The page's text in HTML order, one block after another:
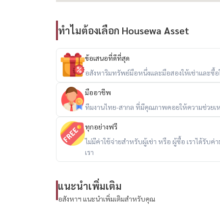
• 1 ห้องครัว
• ที่จอดรถในร่ม 1 คัน
• พร้อมเข้าอยู่
• Pet Friendly
จุดเด่น
• บ้านใหม่ สภาพสวย พร้อมเข้าอยู่
• เฟอร์นิเจอร์ใหม่ทั้งหลัง
• สามารถเลี้ยงสัตว์ได้
ทำไมต้องเลือก Housewa Asset
ข้อเสนอที่ดีที่สุด
อสังหาริมทรัพย์มือหนึ่งและมือสองให้เช่าและซื้
มืออาชีพ
ทีมงานไทย-สากล ที่มีคุณภาพคอยให้ความช่วยเ
ทุกอย่างฟรี
ไม่มีค่าใช้จ่ายสำหรับผู้เช่า หรือ ผู้ซื้อ เราได้รับ
เรา
แนะนำเพิ่มเติม
อสังหาฯ แนะนำเพิ่มเติมสำหรับคุณ